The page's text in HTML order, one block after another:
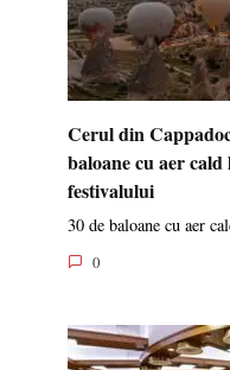
Cerul din
baloane cu aer cald
festivalului
30 de baloane cu aer
0